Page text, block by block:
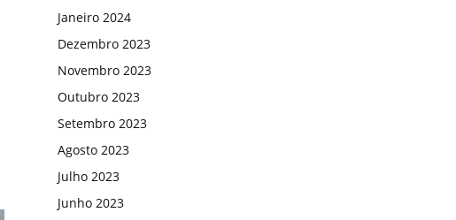
Janeiro 2024
Dezembro 2023
Novembro 2023
Outubro 2023
Setembro 2023
Agosto 2023
Julho 2023
Junho 2023